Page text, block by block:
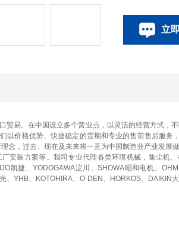
立
贸易。在中国设立多个营业点，以灵活的经营方式，
以价格优势、快捷稳定的货期和专业的售前售后服务
念，过去、现在及未来将一直为中国制造业产业发展
安装方案等。我司专业代理各类环境机械，集尘机
凯捷、YODOGAWA淀川、SHOWA昭和电机、OHM
、YHB、KOTOHIRA、O-DEN、HORKOS、DAIKIN大